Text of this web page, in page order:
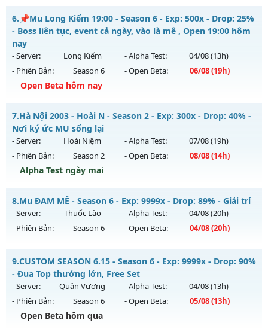
Thể loại: Mu Nguyên bản Webzen
Antihack: ICMPROTECT ✅ 🔴 ✨ ⚡️
Mu Reset hàng ngày - Boss Nhiều Train K4 brack 5 Wc
Mu mới ra tháng 08 2026 - Mở máy chủLong Vươngvào
13h ngày 06/08/2626
Exp: 1000x - Drop: 20%
Antihack: GameGuard
6. 📌Mu Long Kiếm 19:00 - Season 6 - Exp: 500x - Drop: 25%
- Boss liên tục, event cả ngày, vào là mê , Open 19:00 hôm
nay
- Server: Long Kiếm - Alpha Test: 04/08(13h)
- Phiên Bản:
Season 6 - Open Beta: 06/08(19h)
Open Beta hôm nay
📌Mu Long Kiếm 19:00 - Boss liên tục, event cả ngày, vào là
mê , Open 19:00 hôm nay
Mu mới ra tháng 08 2026 - Mở máy chủ
Long Kiếmvào 19h
ngày 06/08/2626
Exp: 500x - Drop: 25%
Thể loại: Mu Nguyên bản Webzen
Antihack: VIP SHIELD
7.Hà Nội 2003 - Hoài N - Season 2 - Exp: 300x - Drop: 40% -
Nơi ký ức MU sống lại
- Server: Hoài Niệm - Alpha Test: 07/08(19h)
- Phiên Bản:
Season 2 - Open Beta: 08/08(14h)
Alpha Test ngày mai
Hà Nội 2003 - Hoài N - Nơi ký ức MU sống lại
Mu mới ra tháng 08 2026 - Mở máy chủ
Hoài Niệmvào 14h
ngày 08/08/2626
Kiểu reset: Reset In Game
Thể loại: Mu Custom thêm đồ mới
Antihack: UKG
8.Mu ĐAM MÊ - Season 6 - Exp: 9999x - Drop: 89% - Giải trí
- Server: Thuốc Lào - Alpha Test: 04/08(20h)
- Phiên Bản:
Season 6 - Open Beta: 04/08(20h)
Mu mới ra tháng 08 2026 - Mở máy chủ
ngày 04/08/2626
Exp: 9999x - Drop: 89%
Kiểu reset: Reset In Game
9.CUSTOM SEASON 6.15 - Season 6 - Exp: 9999x - Drop: 90%
- Đua Top thưởng lớn, Free Set
- Server: Quân Vương - Alpha Test: 04/08(13h)
- Phiên Bản:
Season 6 - Open Beta: 05/08(13h)
Open Beta hôm qua